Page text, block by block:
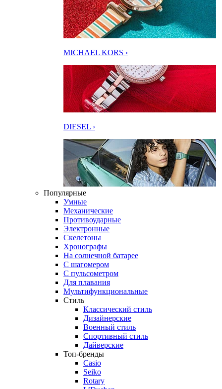
MICHAEL KORS ›
DIESEL ›
Популярные
Умные
Механические
Противоударные
Электронные
Скелетоны
Хронографы
На солнечной батарее
С шагомером
С пульсометром
Для плавания
Мультифункциональные
Стиль
Классический стиль
Дизайнерские
Военный стиль
Спортивный стиль
Дайверские
Топ-бренды
Casio
Seiko
Rotary